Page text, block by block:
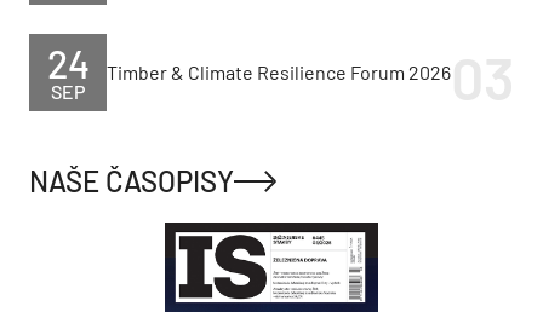
SEP
24 Timber & Climate Resilience Forum 2026
NAŠE ČASOPISY